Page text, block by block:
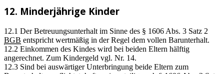
12. Minderjährige Kinder
12.1 Der Betreuungsunterhalt im Sinne des § 1606 Abs. 3 Satz 2
BGB entspricht wertmäßig in der Regel dem vollen Barunterhalt.
12.2 Einkommen des Kindes wird bei beiden Eltern hälftig
angerechnet. Zum Kindergeld vgl. Nr. 14.
12.3 Sind bei auswärtiger Unterbringung beide Eltern zum